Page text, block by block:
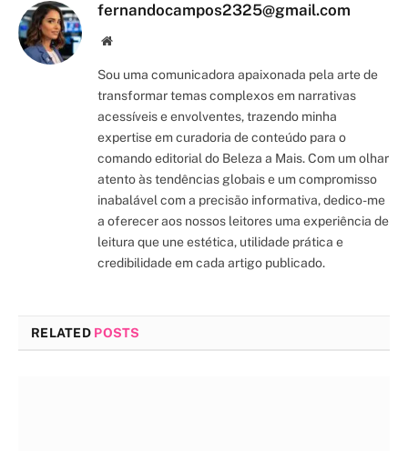
fernandocampos2325@gmail.com
Site/Blog
Sou uma comunicadora apaixonada pela arte de
transformar temas complexos em narrativas
acessíveis e envolventes, trazendo minha
expertise em curadoria de conteúdo para o
comando editorial do Beleza a Mais. Com um olhar
atento às tendências globais e um compromisso
inabalável com a precisão informativa, dedico-me
a oferecer aos nossos leitores uma experiência de
leitura que une estética, utilidade prática e
credibilidade em cada artigo publicado.
RELATED POSTS